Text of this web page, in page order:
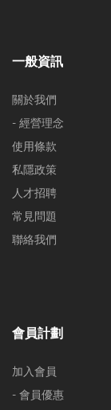
一般資訊
關於我們
- 經營理念
使用條款
私隱政策
人才招聘
常見問題
聯絡我們
會員計劃
加入會員
- 會員優惠